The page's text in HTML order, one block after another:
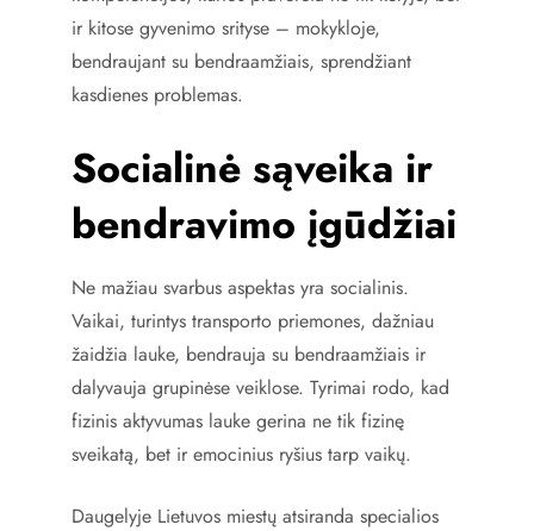
ir kitose gyvenimo srityse – mokykloje,
bendraujant su bendraamžiais, sprendžiant
kasdienes problemas.
Socialinė sąveika ir
bendravimo įgūdžiai
Ne mažiau svarbus aspektas yra socialinis.
Vaikai, turintys transporto priemones, dažniau
žaidžia lauke, bendrauja su bendraamžiais ir
dalyvauja grupinėse veiklose. Tyrimai rodo, kad
fizinis aktyvumas lauke gerina ne tik fizinę
sveikatą, bet ir emocinius ryšius tarp vaikų.
Daugelyje Lietuvos miestų atsiranda specialios